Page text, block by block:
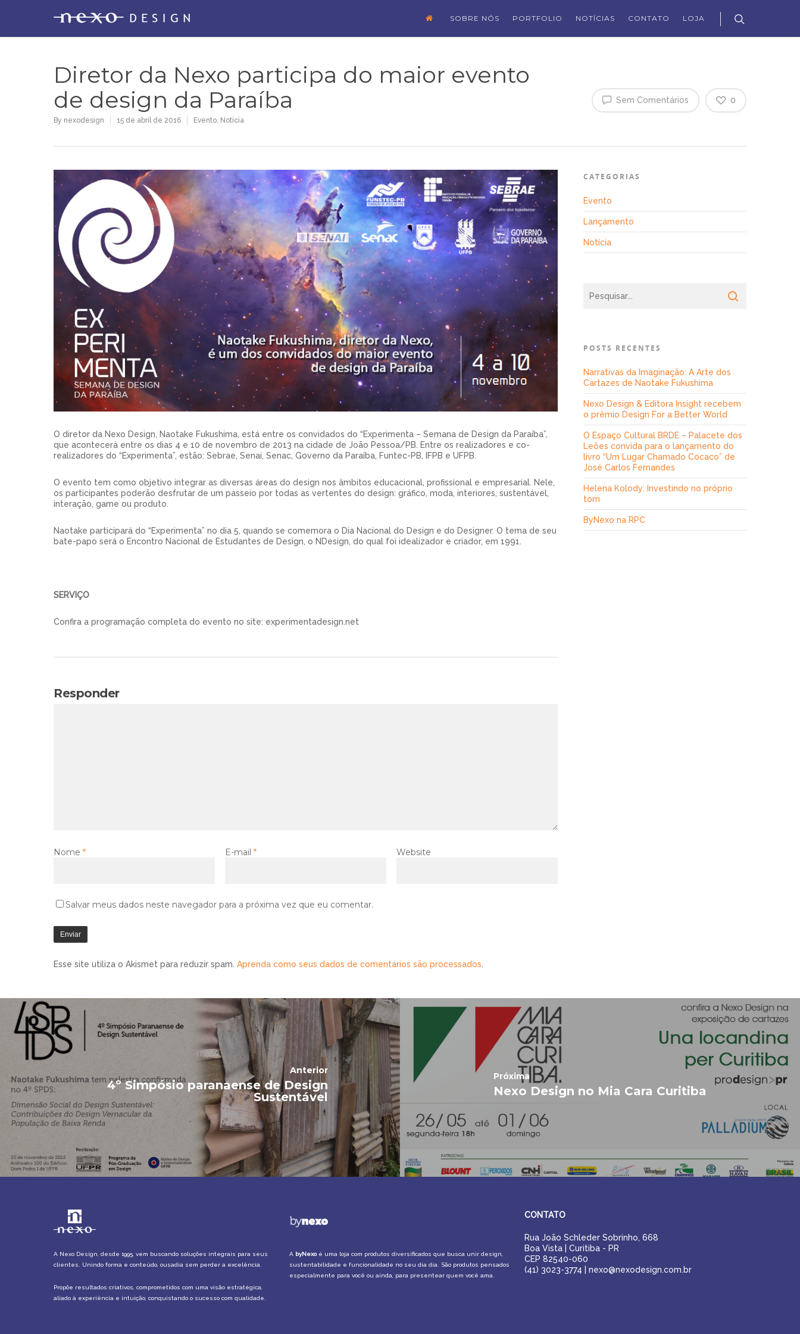
SOBRE NÓS PORTFOLIO NOTÍCIAS CONTATO LOJA
Diretor da Nexo participa do maior evento
de design da Paraíba
By nexodesign 15 de abril de 2016 Evento, Notícia
Sem Comentários 0
O diretor da Nexo Design, Naotake Fukushima, está entre os convidados do “Experimenta – Semana de Design da Paraíba”,
que acontecerá entre os dias 4 e 10 de novembro de 2013 na cidade de João Pessoa/PB. Entre os realizadores e co-
realizadores do “Experimenta”, estão: Sebrae, Senai, Senac, Governo da Paraíba, Funtec-PB, IFPB e UFPB.
O evento tem como objetivo integrar as diversas áreas do design nos âmbitos educacional, profissional e empresarial. Nele,
os participantes poderão desfrutar de um passeio por todas as vertentes do design: gráfico, moda, interiores, sustentável,
interação, game ou produto.
Naotake participará do “Experimenta” no dia 5, quando se comemora o Dia Nacional do Design e do Designer. O tema de seu
bate-papo será o Encontro Nacional de Estudantes de Design, o NDesign, do qual foi idealizador e criador, em 1991.
SERVIÇO
Confira a programação completa do evento no site: experimentadesign.net
Responder
Nome * E-mail* Website
Salvar meus dados neste navegador para a próxima vez que eu comentar.
Esse site utiliza o Akismet para reduzir spam. Aprenda como seus dados de comentários são processados
CATEGORIAS
Evento
Lançamento
Notícia
POSTS RECENTES
Narrativas da Imaginação: A Arte dos
Cartazes de Naotake Fukushima
Nexo Design & Editora Insight recebem
o prêmio Design For a Better World
O Espaço Cultural BRDE – Palacete dos
Leões convida para o lançamento do
livro “Um Lugar Chamado Cocaco” de
José Carlos Fernandes
Helena Kolody: Investindo no próprio
tom
ByNexo na RPC
Anterior
4º Simpósio paranaense de Design
Sustentável
Próxima
Nexo Design no Mia Cara Curitiba
A Nexo Design, desde 1995, vem buscando soluções integrais para seus
clientes. Unindo forma e conteúdo, ousadia sem perder a excelência.
Propõe resultados criativos, comprometidos com uma visão estratégica,
aliado à experiência e intuição, conquistando o sucesso com qualidade.
A byNexoé uma loja com produtos diversificados que busca unir design,
sustentabilidade e funcionalidade no seu dia dia. São produtos pensados
especialmente para você ou ainda, para presentear quem você ama.
CONTATO
Rua João Schleder Sobrinho, 668
Boa Vista | Curitiba - PR
CEP 82540-060
(41) 3023-3774 |nexo@nexodesign.com.br